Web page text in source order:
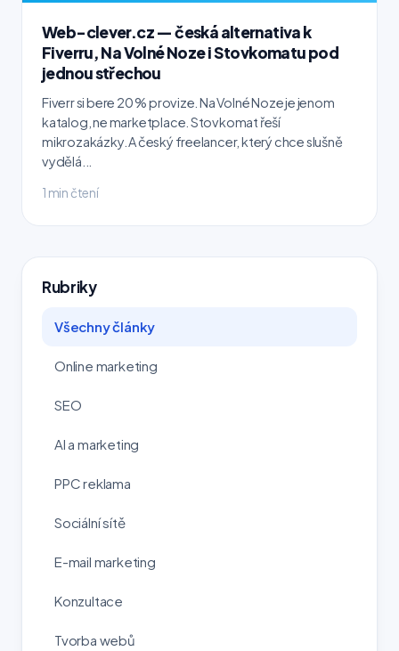
Web-clever.cz — česká alternativa k
Fiverru, Na Volné Noze i Stovkomatu pod
jednou střechou
Fiverr si bere 20 % provize. Na Volné Noze je jenom
katalog, ne marketplace. Stovkomat řeší
mikrozakázky. A český freelancer, který chce slušně
vydělá...
1 min čtení
Rubriky
Všechny články
Online marketing
SEO
AI a marketing
PPC reklama
Sociální sítě
E-mail marketing
Konzultace
Tvorba webů